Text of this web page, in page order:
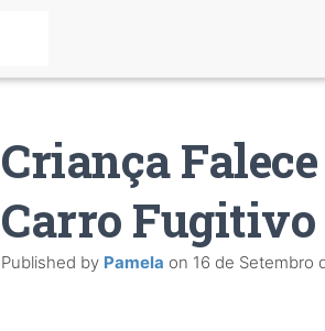
Criança
Carro Fugitivo
Published by Pamela on 16 de Setembro